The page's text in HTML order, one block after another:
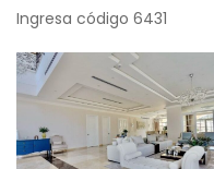
Ingresa código 6431